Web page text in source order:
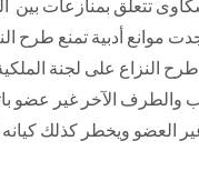
موانع أدبية تمنع طرح
العضو ويخطر كذلك كيانه